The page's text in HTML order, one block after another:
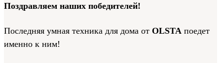
Поздравляем наших победителей!
Последняя умная техника для дома от OLSTA поедет
именно к ним!